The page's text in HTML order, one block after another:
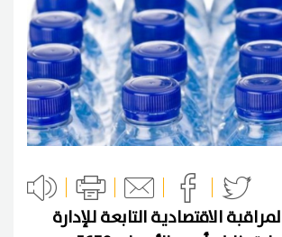
الاقتصادية التابعة للإدارة